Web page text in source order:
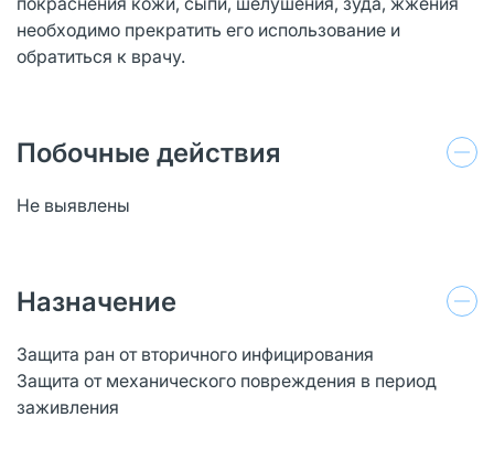
необходимо прекратить его использование и
обратиться к врачу.
Побочные действия
Не выявлены
Назначение
Защита ран от вторичного инфицирования
Защита от механического повреждения в период
заживления